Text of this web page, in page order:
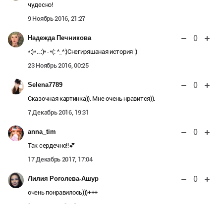
чудесно!
9 Ноябрь 2016, 21:27
Надежда Печникова 0
*:)*...:)*-*(: ^_^:)Снегиряшаная история :)
23 Ноябрь 2016, 00:25
Selena7789 0
Сказочная картинка)). Мне очень нравится)).
7 Декабрь 2016, 19:31
anna_tim 0
Так сердечно!!💕
17 Декабрь 2017, 17:04
Лилия Роголева-Ашур 0
очень понравилось)))+++